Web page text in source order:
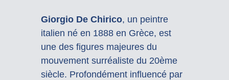
Giorgio De Chirico, un peintre
italien né en 1888 en Grèce, est
une des figures majeures du
mouvement surréaliste du 20ème
siècle. Profondément influencé par